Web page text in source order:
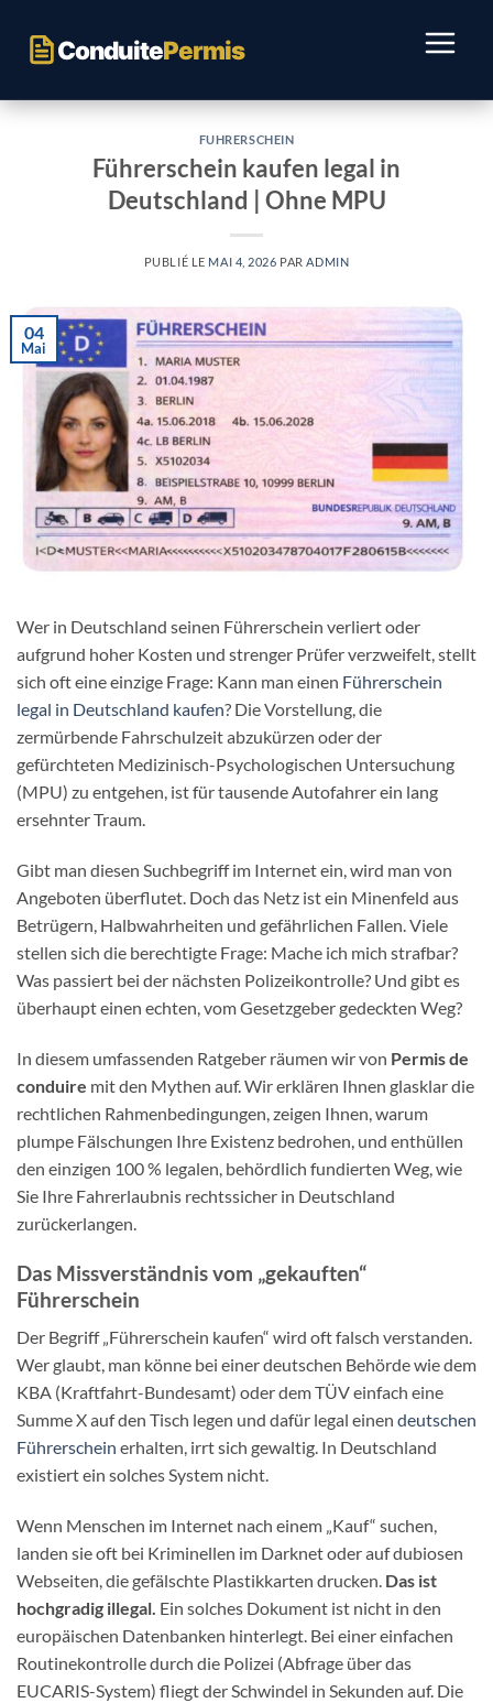
contenu
ConduitePermis
FUHRERSCHEIN
Führerschein kaufen legal in
Deutschland | Ohne MPU
PUBLIÉ LE MAI 4, 2026 PAR ADMIN
04
Mai
Wer in Deutschland seinen Führerschein verliert oder
aufgrund hoher Kosten und strenger Prüfer verzweifelt, stellt
sich oft eine einzige Frage: Kann man einen Führerschein
legal in Deutschland kaufen? Die Vorstellung, die
zermürbende Fahrschulzeit abzukürzen oder der
gefürchteten Medizinisch-Psychologischen Untersuchung
(MPU) zu entgehen, ist für tausende Autofahrer ein lang
ersehnter Traum.
Gibt man diesen Suchbegriff im Internet ein, wird man von
Angeboten überflutet. Doch das Netz ist ein Minenfeld aus
Betrügern, Halbwahrheiten und gefährlichen Fallen. Viele
stellen sich die berechtigte Frage: Mache ich mich strafbar?
Was passiert bei der nächsten Polizeikontrolle? Und gibt es
überhaupt einen echten, vom Gesetzgeber gedeckten Weg?
In diesem umfassenden Ratgeber räumen wir von Permis de
conduire mit den Mythen auf. Wir erklären Ihnen glasklar die
rechtlichen Rahmenbedingungen, zeigen Ihnen, warum
plumpe Fälschungen Ihre Existenz bedrohen, und enthüllen
den einzigen 100 % legalen, behördlich fundierten Weg, wie
Sie Ihre Fahrerlaubnis rechtssicher in Deutschland
zurückerlangen.
Das Missverständnis vom „gekauften“
Führerschein
Der Begriff „Führerschein kaufen“ wird oft falsch verstanden.
Wer glaubt, man könne bei einer deutschen Behörde wie dem
KBA (Kraftfahrt-Bundesamt) oder dem TÜV einfach eine
Summe X auf den Tisch legen und dafür legal einen deutschen
Führerschein erhalten, irrt sich gewaltig. In Deutschland
existiert ein solches System nicht.
Wenn Menschen im Internet nach einem „Kauf“ suchen,
landen sie oft bei Kriminellen im Darknet oder auf dubiosen
Webseiten, die gefälschte Plastikkarten drucken. Das ist
hochgradig illegal. Ein solches Dokument ist nicht in den
europäischen Datenbanken hinterlegt. Bei einer einfachen
Routinekontrolle durch die Polizei (Abfrage über das
EUCARIS-System) fliegt der Schwindel in Sekunden auf. Die